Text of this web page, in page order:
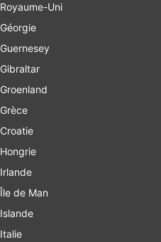
Royaume-Uni
Géorgie
Guernesey
Gibraltar
Groenland
Grèce
Croatie
Hongrie
Irlande
Île de Man
Islande
Italie